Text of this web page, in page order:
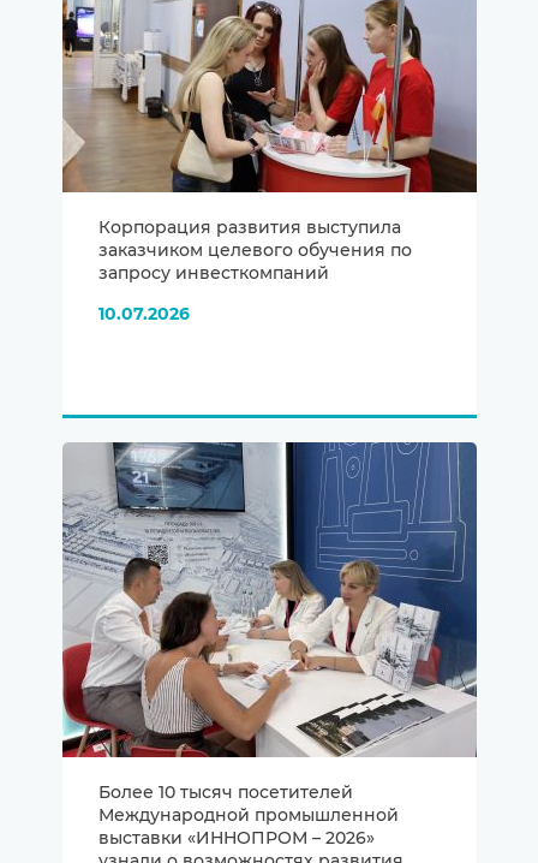
Корпорация развития выступила
заказчиком целевого обучения по
запросу инвесткомпаний
10.07.2026
Более 10 тысяч посетителей
Международной промышленной
выставки «ИННОПРОМ – 2026»